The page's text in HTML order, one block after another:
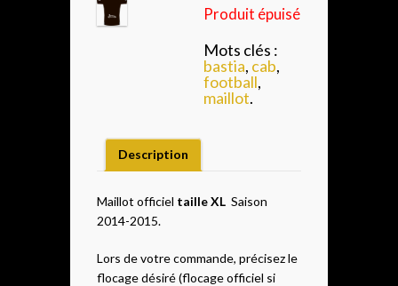
Produit épuisé
Mots clés :
bastia, cab,
football,
maillot.
Description
Maillot officiel taille XL Saison
2014-2015.
Lors de votre commande, précisez le
flocage désiré (flocage officiel si